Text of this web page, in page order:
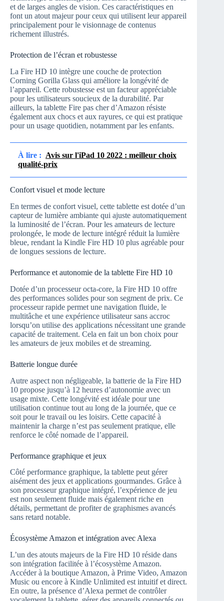
et de larges angles de vision. Ces caractéristiques en
font un atout majeur pour ceux qui utilisent leur appareil
principalement pour le visionnage de contenus
richement illustrés.
Protection de l’écran et robustesse
La Fire HD 10 intègre une couche de protection
Corning Gorilla Glass qui améliore la longévité de
l’appareil. Cette robustesse est un facteur appréciable
pour les utilisateurs soucieux de la durabilité. Par
ailleurs, la tablette Fire pas cher d’Amazon résiste
également aux chocs et aux rayures, ce qui est pratique
pour un usage quotidien, notamment par les enfants.
À lire : Avis sur l'iPad 10 2022 : meilleur choix
qualité-prix
Confort visuel et mode lecture
En termes de confort visuel, cette tablette est dotée d’un
capteur de lumière ambiante qui ajuste automatiquement
la luminosité de l’écran. Pour les amateurs de lecture
prolongée, le mode de lecture intégré réduit la lumière
bleue, rendant la Kindle Fire HD 10 plus agréable pour
de longues sessions de lecture.
Performance et autonomie de la tablette Fire HD 10
Dotée d’un processeur octa-core, la Fire HD 10 offre
des performances solides pour son segment de prix. Ce
processeur rapide permet une navigation fluide, le
multitâche et une expérience utilisateur sans accroc
lorsqu’on utilise des applications nécessitant une grande
capacité de traitement. Cela en fait un bon choix pour
les amateurs de jeux mobiles et de streaming.
Batterie longue durée
Autre aspect non négligeable, la batterie de la Fire HD
10 propose jusqu’à 12 heures d’autonomie avec un
usage mixte. Cette longévité est idéale pour une
utilisation continue tout au long de la journée, que ce
soit pour le travail ou les loisirs. Cette capacité à
maintenir la charge n’est pas seulement pratique, elle
renforce le côté nomade de l’appareil.
Performance graphique et jeux
Côté performance graphique, la tablette peut gérer
aisément des jeux et applications gourmandes. Grâce à
son processeur graphique intégré, l’expérience de jeu
est non seulement fluide mais également riche en
détails, permettant de profiter de graphismes avancés
sans retard notable.
Écosystème Amazon et intégration avec Alexa
L’un des atouts majeurs de la Fire HD 10 réside dans
son intégration facilitée à l’écosystème Amazon.
Accéder à la boutique Amazon, à Prime Video, Amazon
Music ou encore à Kindle Unlimited est intuitif et direct.
En outre, la présence d’Alexa permet de contrôler